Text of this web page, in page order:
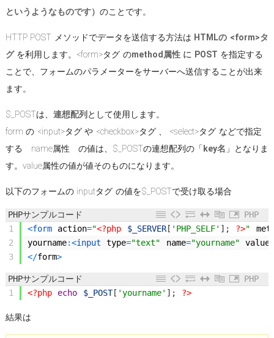
というようなものです） のことです。
HTTP POST メソッドでデータを送信する方法は HTMLの <form>タ
グを利用します。<form>タグ のmethod属性 に POST を指定する
ことで、フォームのパラメーターをサーバーへ送信することが出来
ます。
$_POSTは、 連想配列 として使用します。
form の <input>タグ や <checkbox>タグ 、 <select>タグ などで指定
する name属性 の値は、$_POSTの連想配列の「 key名 」となりま
す。value属性の値が値そのものになります。
以下のフォームの inputタグ の値を$_POSTで受け取る場合
PHPサンプルコード
PHP
1
2
3
<form action="<?php $_SERVER[ 'PHP_SELF' ] ; ?>"
yourname:<input type="text" name="yourname" value
</form>
PHPサンプルコード
PHP
1
<?php echo $_POST[ 'yourname' ] ; ?>
結果は